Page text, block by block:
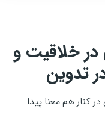
خلاقیت و
کنار هم معنا پیدا